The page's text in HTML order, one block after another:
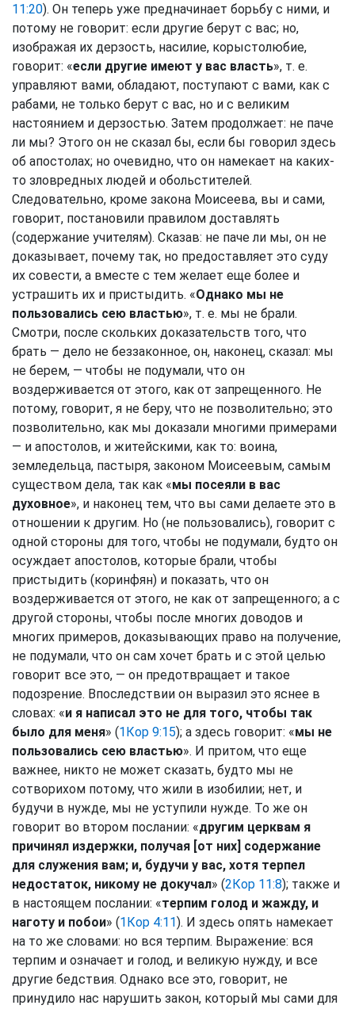
11:20). Он теперь уже предначинает борьбу с ними, и
потому не говорит: если другие берут с вас; но,
изображая их дерзость, насилие, корыстолюбие,
говорит: «если другие имеют у вас власть», т. е.
управляют вами, обладают, поступают с вами, как с
рабами, не только берут с вас, но и с великим
настоянием и дерзостью. Затем продолжает: не паче
ли мы? Этого он не сказал бы, если бы говорил здесь
об апостолах; но очевидно, что он намекает на каких-
то зловредных людей и обольстителей.
Следовательно, кроме закона Моисеева, вы и сами,
говорит, постановили правилом доставлять
(содержание учителям). Сказав: не паче ли мы, он не
доказывает, почему так, но предоставляет это суду
их совести, а вместе с тем желает еще более и
устрашить их и пристыдить. «Однако мы не
пользовались сею властью», т. е. мы не брали.
Смотри, после скольких доказательств того, что
брать — дело не беззаконное, он, наконец, сказал: мы
не берем, — чтобы не подумали, что он
воздерживается от этого, как от запрещенного. Не
потому, говорит, я не беру, что не позволительно; это
позволительно, как мы доказали многими примерами
— и апостолов, и житейскими, как то: воина,
земледельца, пастыря, законом Моисеевым, самым
существом дела, так как «мы посеяли в вас
духовное», и наконец тем, что вы сами делаете это в
отношении к другим. Но (не пользовались), говорит с
одной стороны для того, чтобы не подумали, будто он
осуждает апостолов, которые брали, чтобы
пристыдить (коринфян) и показать, что он
воздерживается от этого, не как от запрещенного; а с
другой стороны, чтобы после многих доводов и
многих примеров, доказывающих право на получение,
не подумали, что он сам хочет брать и с этой целью
говорит все это, — он предотвращает и такое
подозрение. Впоследствии он выразил это яснее в
словах: «и я написал это не для того, чтобы так
было для меня» (1Кор 9:15); а здесь говорит: «мы не
пользовались сею властью». И притом, что еще
важнее, никто не может сказать, будто мы не
сотворихом потому, что жили в изобилии; нет, и
будучи в нужде, мы не уступили нужде. То же он
говорит во втором послании: «другим церквам я
причинял издержки, получая [от них] содержание
для служения вам; и, будучи у вас, хотя терпел
недостаток, никому не докучал» (2Кор 11:8); также и
в настоящем послании: «терпим голод и жажду, и
наготу и побои» (1Кор 4:11). И здесь опять намекает
на то же словами: но вся терпим. Выражение: вся
терпим и означает и голод, и великую нужду, и все
другие бедствия. Однако все это, говорит, не
принудило нас нарушить закон, который мы сами для